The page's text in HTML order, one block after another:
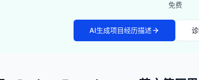
免费
AI生成项目经历描述